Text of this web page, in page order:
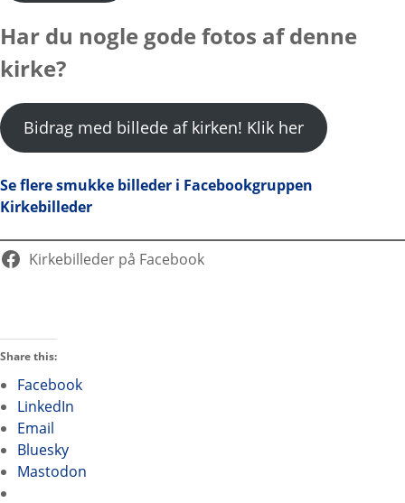
Har du nogle gode fotos af denne
kirke?
Bidrag med billede af kirken! Klik her
Se flere smukke billeder i Facebookgruppen
Kirkebilleder
Kirkebilleder på Facebook
Share this:
Facebook
LinkedIn
Email
Bluesky
Mastodon